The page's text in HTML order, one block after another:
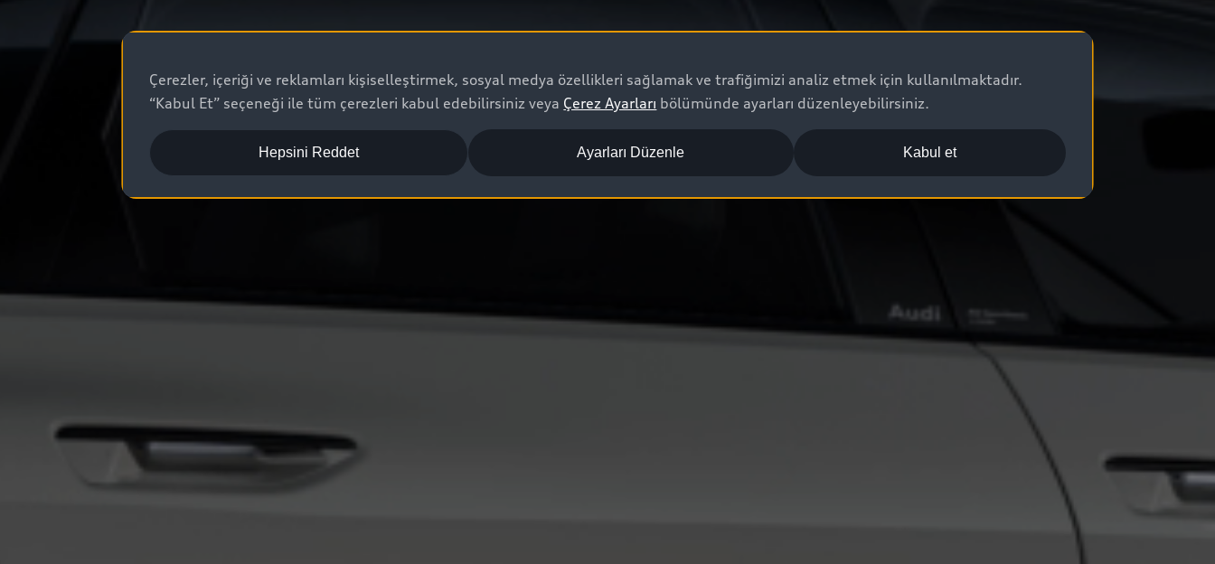
Çerezler, içeriği ve reklamları kişiselleştirmek, sosyal medya özellikleri sağlamak ve trafiğimizi analiz etmek için kullanılmaktadır.
“Kabul Et” seçeneği ile tüm çerezleri kabul edebilirsiniz veya Çerez Ayarları bölümünde ayarları düzenleyebilirsiniz.
Kabul et
Hepsini Reddet Ayarları Düzenle